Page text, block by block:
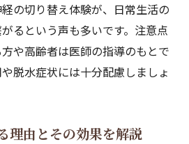
の切り替え体験が、日常生活の
るという声も多いです。注意点
や高齢者は医師の指導のもとで
脱水症状には十分配慮しましょ
理由とその効果を解説